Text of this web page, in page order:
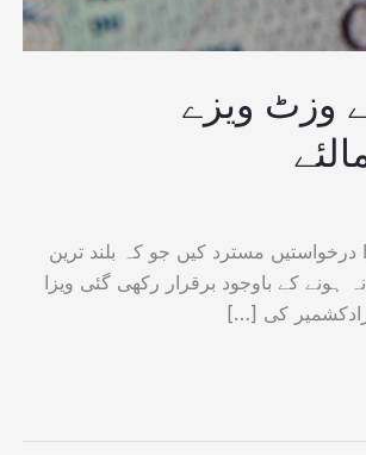
کے وزٹ ویزے
85ہزار سے زائد وزیٹر ویزا درخواستیں مسترد کیں جو کہ بلند ترین
جاری نہ ہونے کے باوجود برقرار رکھی گئی ویزا